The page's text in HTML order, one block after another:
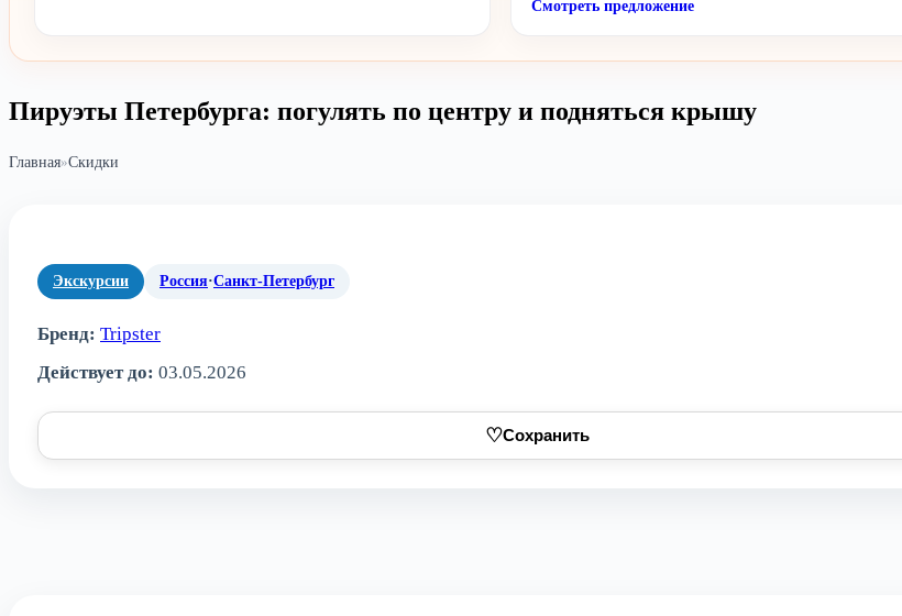
Смотреть предложение
Пируэты Петербурга: погулять по центру и подняться крышу
Главная»Скидки
Экскурсии Россия·Санкт-Петербург
Бренд: Tripster
Действует до: 03.05.2026
♡Сохранить